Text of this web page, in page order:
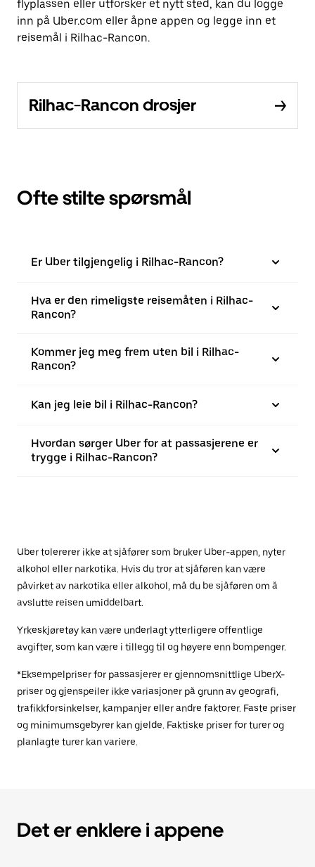
flyplassen eller utforsker et nytt sted, kan du logge
inn på Uber.com eller åpne appen og legge inn et
reisemål i Rilhac-Rancon.
Rilhac-Rancon drosjer
Ofte stilte spørsmål
Er Uber tilgjengelig i Rilhac-Rancon?
Hva er den rimeligste reisemåten i Rilhac-
Rancon?
Kommer jeg meg frem uten bil i Rilhac-
Rancon?
Kan jeg leie bil i Rilhac-Rancon?
Hvordan sørger Uber for at passasjerene er
trygge i Rilhac-Rancon?
Uber tolererer ikke at sjåfører som bruker Uber-appen, nyter
alkohol eller narkotika. Hvis du tror at sjåføren kan være
påvirket av narkotika eller alkohol, må du be sjåføren om å
avslutte reisen umiddelbart.
Yrkeskjøretøy kan være underlagt ytterligere offentlige
avgifter, som kan være i tillegg til og høyere enn bompenger.
*Eksempelpriser for passasjerer er gjennomsnittlige UberX-
priser og gjenspeiler ikke variasjoner på grunn av geografi,
trafikkforsinkelser, kampanjer eller andre faktorer. Faste priser
og minimumsgebyrer kan gjelde. Faktiske priser for turer og
planlagte turer kan variere.
Det er enklere i appene